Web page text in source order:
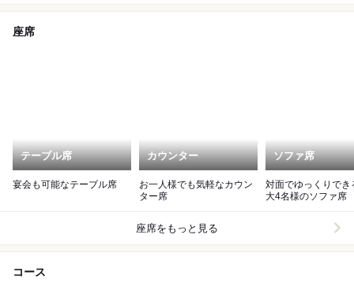
座席
テーブル席
宴会も可能なテーブル席
カウンター
お一人様でも気軽なカウン
ター席
ソファ席
対面でゆっくりでき
大4名様のソファ席
座席をもっと見る
コース